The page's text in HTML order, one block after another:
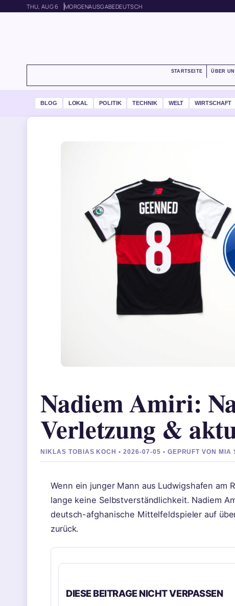
THU, AUG 6 MORGENAUSGABEDEUTSCH
STARTSEITE ÜBER
BLOG LOKAL POLITIK TECHNIK WELT WIRTSCHAFT
Nadiem Amiri:
Verletzung &
NIKLAS TOBIAS KOCH • 2026-07-05 • GEPRUFT VON MIA
Wenn ein junger Mann aus Ludwigshafen am
lange keine Selbstverständlichkeit. Nadiem
deutsch-afghanische Mittelfeldspieler auf
zurück.
DIESE BEITRAGE NICHT VERPASSEN